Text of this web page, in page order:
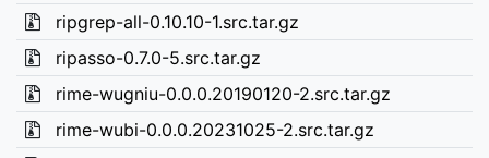
ripgrep-all-0.10.10-1.src.tar.gz
ripasso-0.7.0-5.src.tar.gz
rime-wugniu-0.0.0.20190120-2.src.tar.gz
rime-wubi-0.0.0.20231025-2.src.tar.gz